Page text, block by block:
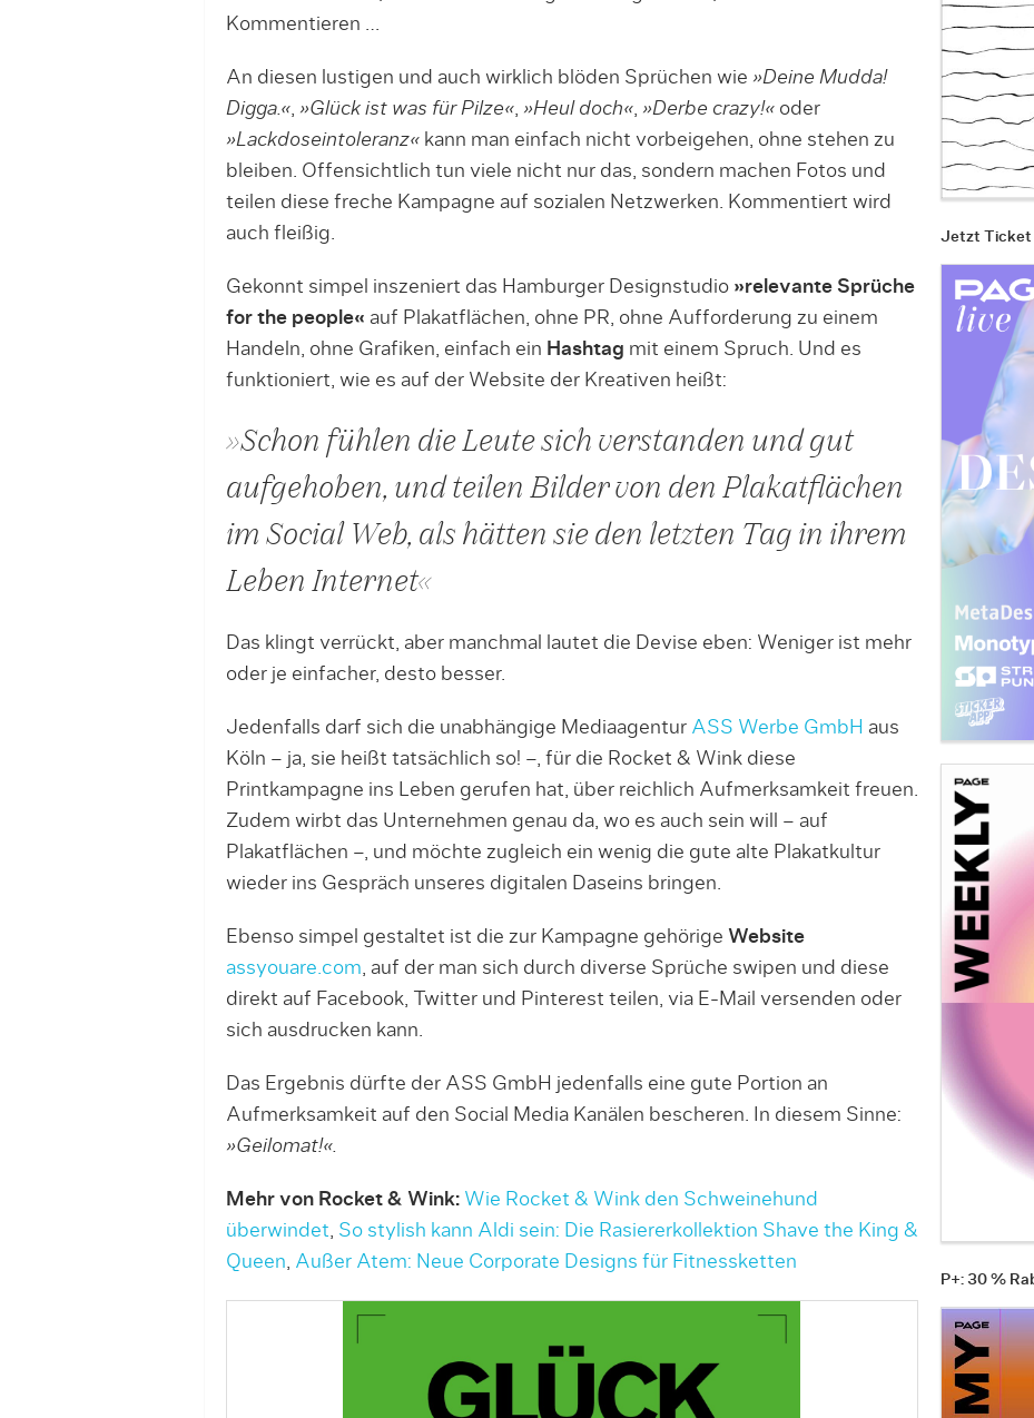
Kommentieren …
An diesen lustigen und auch wirklich blöden Sprüchen wie »Deine Mudda!
Digga.«, »Glück ist was für Pilze«, »Heul doch«, »Derbe crazy!«oder
»Lackdoseintoleranz«kann man einfach nicht vorbeigehen, ohne stehen zu
bleiben. Offensichtlich tun viele nicht nur das, sondern machen Fotos und
teilen diese freche Kampagne auf sozialen Netzwerken. Kommentiert wird
auch fleißig.
Gekonnt simpel inszeniert das Hamburger Designstudio »relevante Sprüche
for the people« auf Plakatflächen, ohne PR, ohne Aufforderung zu einem
Handeln, ohne Grafiken, einfach ein Hashtag mit einem Spruch. Und es
funktioniert, wie es auf der Website der Kreativen heißt:
»Schon fühlen die Leute sich verstanden und gut
aufgehoben, und teilen Bilder von den Plakatflächen
im Social Web, als hätten sie den letzten Tag in ihrem
Leben Internet«
Das klingt verrückt, aber manchmal lautet die Devise eben: Weniger ist mehr
oder je einfacher, desto besser.
Jedenfalls darf sich die unabhängige Mediaagentur ASS Werbe GmbH aus
Köln – ja, sie heißt tatsächlich so! –, für die Rocket & Wink diese
Printkampagne ins Leben gerufen hat, über reichlich Aufmerksamkeit freuen.
Zudem wirbt das Unternehmen genau da, wo es auch sein will – auf
Plakatflächen –, und möchte zugleich ein wenig die gute alte Plakatkultur
wieder ins Gespräch unseres digitalen Daseins bringen.
Ebenso simpel gestaltet ist die zur Kampagne gehörige Website
assyouare.com, auf der man sich durch diverse Sprüche swipen und diese
direkt auf Facebook, Twitter und Pinterest teilen, via E-Mail versenden oder
sich ausdrucken kann.
Das Ergebnis dürfte der ASS GmbH jedenfalls eine gute Portion an
Aufmerksamkeit auf den Social Media Kanälen bescheren. In diesem Sinne:
»Geilomat!«.
Mehr von Rocket & Wink: Wie Rocket & Wink den Schweinehund
überwindet, So stylish kann Aldi sein: Die Rasiererkollektion Shave the King &
Queen, Außer Atem: Neue Corporate Designs für Fitnessketten
Jetzt Ticket
P+: 30 %